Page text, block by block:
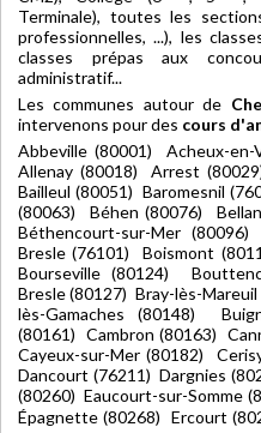
Terminale), toutes les
professionnelles, ...), les
classes prépas aux
administratif...
Les communes autour de
intervenons pour des cours
Abbeville (80001) Acheux-
Allenay (80018) Arrest
Bailleul (80051) Baromesnil
(80063) Béhen (80076)
Béthencourt-sur-Mer
Bresle (76101) Boismont
Bourseville (80124)
Bresle (80127) Bray-lès-
lès-Gamaches (80148)
(80161) Cambron (80163)
Cayeux-sur-Mer (80182)
Dancourt (76211) Dargnies
(80260) Eaucourt-sur-Somme
Épagnette (80268) Ercourt